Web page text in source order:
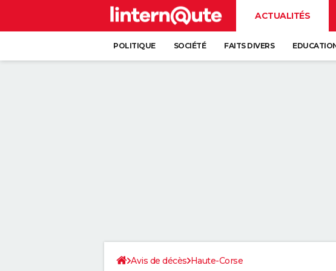
ACTUALITÉS
POLITIQUE SOCIÉTÉ FAITS DIVERS
Avis de décès Haute-Corse